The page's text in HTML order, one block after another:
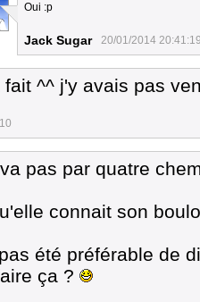
Oui :p
Jack Sugar 20/01/2014
^^ j'y avais pas
pas par quatre
connait son
été préférable de
ça ?